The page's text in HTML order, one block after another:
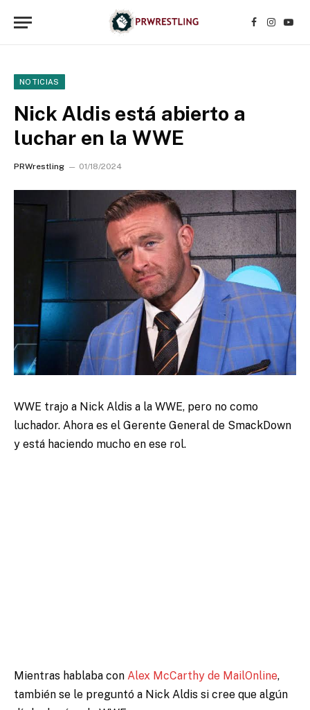
Facebook
NOTICIAS
Nick Aldis está abierto a
luchar en la WWE
PRWrestling 01/18/2024
WWE trajo a Nick Aldis a la WWE, pero no como
luchador. Ahora es el Gerente General de SmackDown
y está haciendo mucho en ese rol.
Mientras hablaba con Alex McCarthy de MailOnline,
también se le preguntó a Nick Aldis si cree que algún